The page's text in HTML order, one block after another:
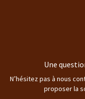
Une
N’hésitez pas à nous
proposer la